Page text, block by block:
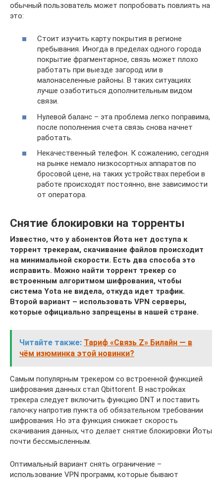
обычный пользователь может попробовать повлиять на
это:
Стоит изучить карту покрытия в регионе
пребывания. Иногда в пределах одного города
покрытие фрагментарное, связь может плохо
работать при выезде загород или в
малонаселенные районы. В таких ситуациях
лучше озаботиться дополнительным видом
связи.
Нулевой баланс – эта проблема легко поправима,
после пополнения счета связь снова начнет
работать.
Некачественный телефон. К сожалению, сегодня
на рынке немало низкосортных аппаратов по
бросовой цене, на таких устройствах перебои в
работе происходят постоянно, вне зависимости
от оператора.
Снятие блокировки на торренты
Известно, что у абонентов Йота нет доступа к
торрент трекерам, скачивание файлов происходит
на минимальной скорости. Есть два способа это
исправить. Можно найти торрент трекер со
встроенным алгоритмом шифрования, чтобы
система Yota не видела, откуда идет трафик.
Второй вариант – использовать VPN серверы,
которые официально запрещены в нашей стране.
Читайте также: Тариф «Cвязь Z» Билайн — в
чём изюминка этой новинки?
Самым популярным трекером со встроенной функцией
шифрования данных стал Qbittorent. В настройках
трекера следует включить функцию DNT и поставить
галочку напротив пункта об обязательном требовании
шифрования. Но эта функция снижает скорость
скачивания данных, что делает снятие блокировки Йоты
почти бессмысленным.
Оптимальный вариант снять ограничение –
использование VPN программ, которые бывают